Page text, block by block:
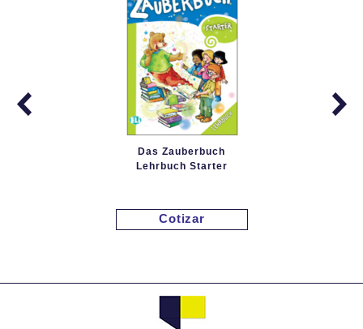
Das Zauberbuch
Lehrbuch Starter
Cotizar